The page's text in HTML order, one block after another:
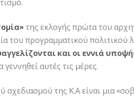
της εκλογής πρώτα του
του προγραμματικού πολιτικού
και οι εννιά
αυτές τις μέρες.
σχεδιασμού της Κ.Α είναι μια